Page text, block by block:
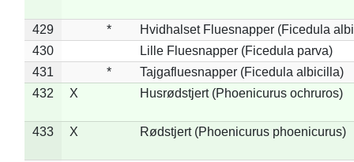
429 *
Hvidhalset Fluesnapper (Ficedula
430
Lille Fluesnapper (Ficedula parva)
431
*
Tajgafluesnapper (Ficedula albicilla)
432
X Husrødstjert (Phoenicurus ochruros)
433 X Rødstjert (Phoenicurus phoenicurus)